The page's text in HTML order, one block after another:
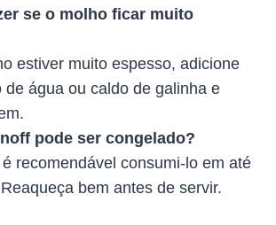
se o molho ficar muito
estiver muito espesso, adicione
de água ou caldo de galinha e
pode ser congelado?
recomendável consumi-lo em até
bem antes de servir.